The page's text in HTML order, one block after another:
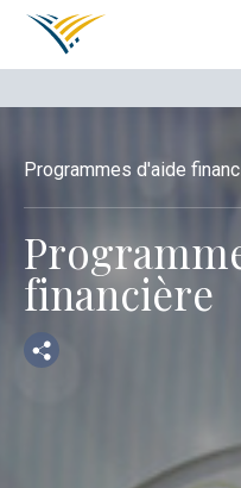
Programmes d'aide
Programm
financière